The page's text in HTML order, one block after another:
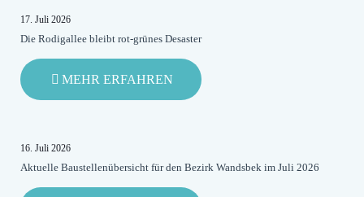
17. Juli 2026
Die Rodigallee bleibt rot-grünes Desaster
MEHR ERFAHREN
DIE
DESASTER
16. Juli 2026
Aktuelle Baustellenübersicht für den Bezirk Wandsbek im Juli 2026